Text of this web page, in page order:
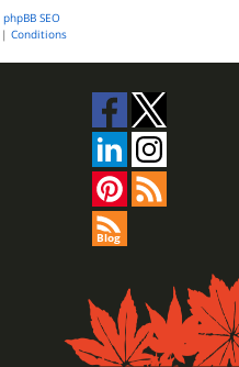
phpBB SEO
| Conditions